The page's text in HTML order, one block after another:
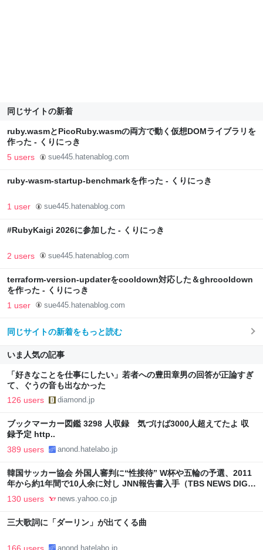
同じサイトの新着
ruby.wasmとPicoRuby.wasmの両方で動く仮想DOMライブラリを
作った - くりにっき
5 users sue445.hatenablog.com
ruby-wasm-startup-benchmarkを作った - くりにっき
1 user sue445.hatenablog.com
#RubyKaigi 2026に参加した - くりにっき
2 users sue445.hatenablog.com
terraform-version-updaterをcooldown対応した＆ghrcooldown
を作った - くりにっき
1 user sue445.hatenablog.com
同じサイトの新着をもっと読む
いま人気の記事
「好きなことを仕事にしたい」若者への豊田章男の回答が正論すぎ
て、ぐうの音も出なかった
126 users diamond.jp
ブックマーカー図鑑 3298 人収録 気づけば3000人超えてたよ 収
録予定 http..
389 users anond.hatelabo.jp
韓国サッカー協会 外国人審判に“性接待” W杯や五輪の予選、2011
年から約1年間で10人余に対し JNN報告書入手（TBS NEWS DIG
Powered by JNN） - Yahoo!ニュース
130 users news.yahoo.co.jp
三大歌詞に「ダーリン」が出てくる曲
anond.hatelabo.jp